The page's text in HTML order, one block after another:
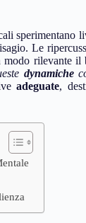
sperimentano
Le
rilevante il
dynamiche
adeguate,